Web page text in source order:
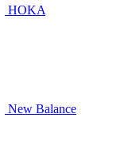
HOKA
New Balance